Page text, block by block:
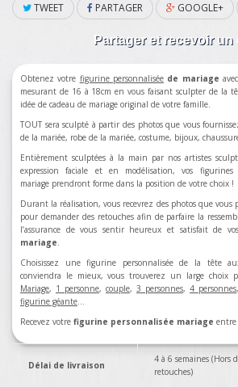
TWEET PARTAGER GOOGLE+
Partager et recevoir
Obtenez votre figurine personnalisée de mariage
mesurant de 16 à 18cm en vous faisant sculpter de la
idée de cadeau de mariage original de votre famille.
TOUT sera sculpté à partir des photos que vous
de la mariée, robe de la mariée, costume, bijoux,
Entièrement sculptées à la main par nos artistes
expression faciale et en modélisation, vos figurines
mariage prendront forme dans la position de votre choix !
Durant la réalisation, vous recevrez des photos que vous
pour demander des retouches afin de parfaire la
l’assurance de vous sentir heureux et satisfait de vos
mariage.
Choisissez une figurine personnalisée de la tête
conviendra le mieux, vous trouverez un large choix
Mariage, 1 personne, couple, 3 personnes, 4 personnes,
figurine géante...
Recevez votre figurine personnalisée mariage entre
Délai de livraison
4 à 6 semaines (Hors
retouches)